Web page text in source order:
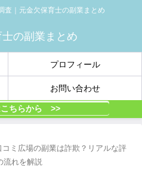
査｜元金欠保育士の副業まとめ
プロフィール
お問い合わせ
こちらから >>
コミ広場の副業は詐欺？リアルな評
流れを解説